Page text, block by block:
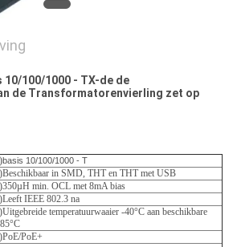
10/100/1000 - TX-de de
de Transformatorenvierling zet op
)basis 10/100/1000 - T
in SMD, THT en THT met USB
min. OCL met 8mA bias
IEEE 802.3 na
temperatuurwaaier -40°C aan beschikbare
PoE+